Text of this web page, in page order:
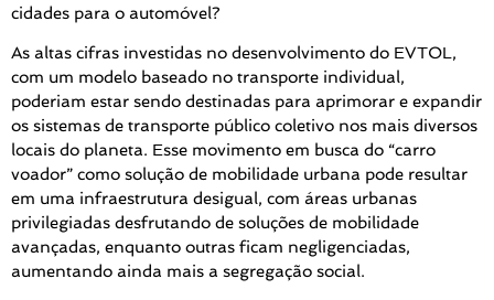
cidades para o automóvel?
As altas cifras investidas no desenvolvimento do EVTOL,
com um modelo baseado no transporte individual,
poderiam estar sendo destinadas para aprimorar e expandir
os sistemas de transporte público coletivo nos mais diversos
locais do planeta. Esse movimento em busca do “carro
voador” como solução de mobilidade urbana pode resultar
em uma infraestrutura desigual, com áreas urbanas
privilegiadas desfrutando de soluções de mobilidade
avançadas, enquanto outras ficam negligenciadas,
aumentando ainda mais a segregação social.